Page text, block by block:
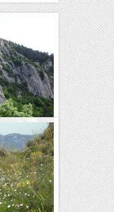
temps què
amagat què